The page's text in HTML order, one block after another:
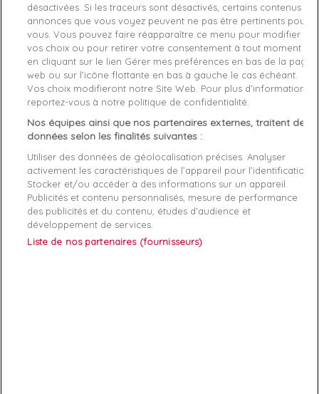
Fiche technique
Couleur Gris
Matière Coton
Genre Homme
Rayon Vetement
Démarque 42 %
Références spécifiques
EAN-13 7613419902990
désactivées. Si les traceurs sont désactivés, certains contenus et
annonces que vous voyez peuvent ne pas être pertinents pour
vous. Vous pouvez faire réapparaître ce menu pour modifier
vos choix ou pour retirer votre consentement à tout moment
en cliquant sur le lien Gérer mes préférences en bas de la page
web ou sur l’icône flottante en bas à gauche le cas échéant.
Vos choix modifieront notre Site Web. Pour plus d’informations,
reportez-vous à notre politique de confidentialité.
Nos équipes ainsi que nos partenaires externes, traitent des
données selon les finalités suivantes :
Utiliser des données de géolocalisation précises. Analyser
activement les caractéristiques de l’appareil pour l’identification.
Stocker et/ou accéder à des informations sur un appareil.
Publicités et contenu personnalisés, mesure de performance
des publicités et du contenu, études d’audience et
développement de services.
Liste de nos partenaires (fournisseurs)